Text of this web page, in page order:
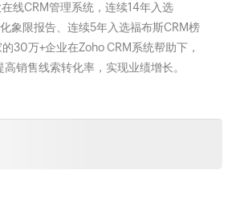
线CRM管理系统，连续14年入选
象限报告、连续5年入选福布斯CRM榜
30万+企业在Zoho CRM系统帮助下，
销售线索转化率，实现业绩增长。